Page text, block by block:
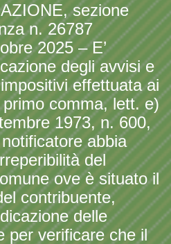
sezione
n. 26787
2025 – E’
degli avvisi e
effettuata ai
primo comma, lett. e)
1973, n. 600,
abbia
del
ove è situato il
contribuente,
delle
per verificare che il